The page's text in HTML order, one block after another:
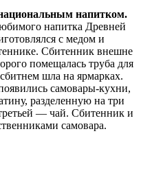
напитком.
напитка Древней
с медом и
Сбитенник внешне
помещалась труба для
шла на ярмарках.
самовары-кухни,
разделенную на три
— чай. Сбитенник и
самовара.